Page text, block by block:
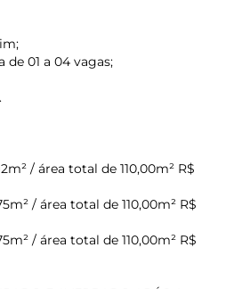
de 01 a 04 vagas;
/ área total de 110,00m² R$
/ área total de 110,00m² R$
/ área total de 110,00m² R$